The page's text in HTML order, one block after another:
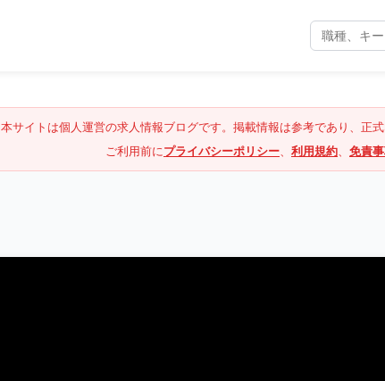
本サイトは個人運営の求人情報ブログです。掲載情報は参考であり、正
ご利用前にプライバシーポリシー、 利用規約、 免責